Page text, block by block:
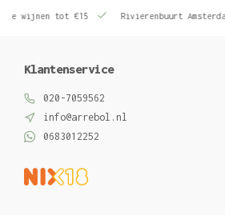
wijnen tot €15 Rivierenbuurt Amsterdam
Klantenservice
020-7059562
info@arrebol.nl
0683012252